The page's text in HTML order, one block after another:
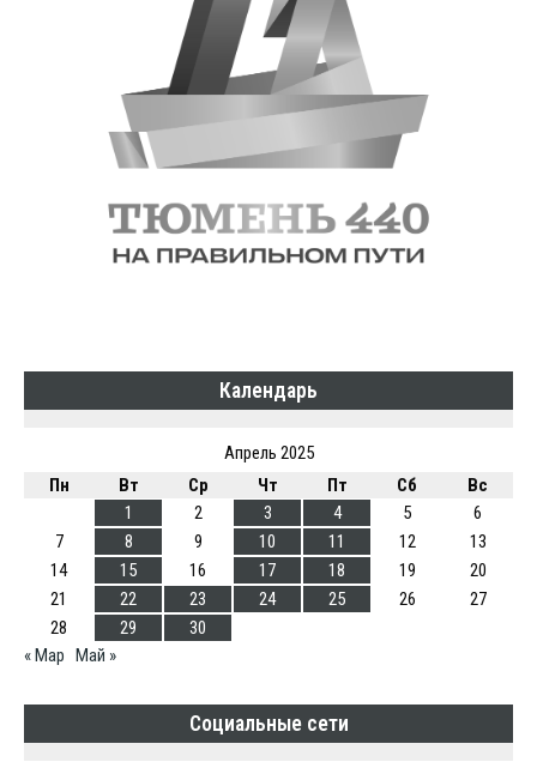
Календарь
Апрель 2025
Пн
Вт Ср Чт Пт Сб
Вс
1
2 3 4 5
6
7
8 9 10 11 12
13
14
15 16 17 18 19
20
21
22 23 24 25 26
27
28
29
30
« Мар Май »
Социальные сети